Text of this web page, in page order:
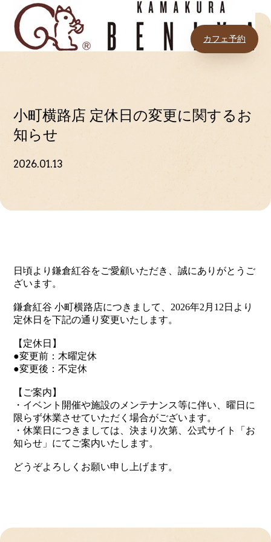
カフェ予約
小町横路店 定休日の変更に関するお
知らせ
2026.01.13
日頃より鎌倉紅谷をご愛顧いただき、誠にありがとうご
ざいます。
鎌倉紅谷 小町横路店につきまして、2026年2月12日より
定休日を下記の通り変更いたします。
【定休日】
●変更前：木曜定休
●変更後：不定休
【ご案内】
・イベント開催や施設のメンテナンス等に伴い、曜日に
限らず休業させていただく場合がございます。
・休業日につきましては、決まり次第、公式サイト「お
知らせ」にてご案内いたします。
どうぞよろしくお願い申し上げます。